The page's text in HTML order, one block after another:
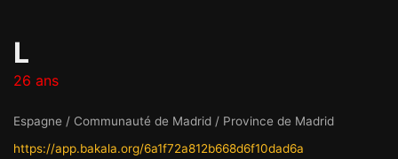
L
26 ans
Espagne / Communauté de Madrid / Province de Madrid
https://app.bakala.org/6a1f72a812b668d6f10dad6a